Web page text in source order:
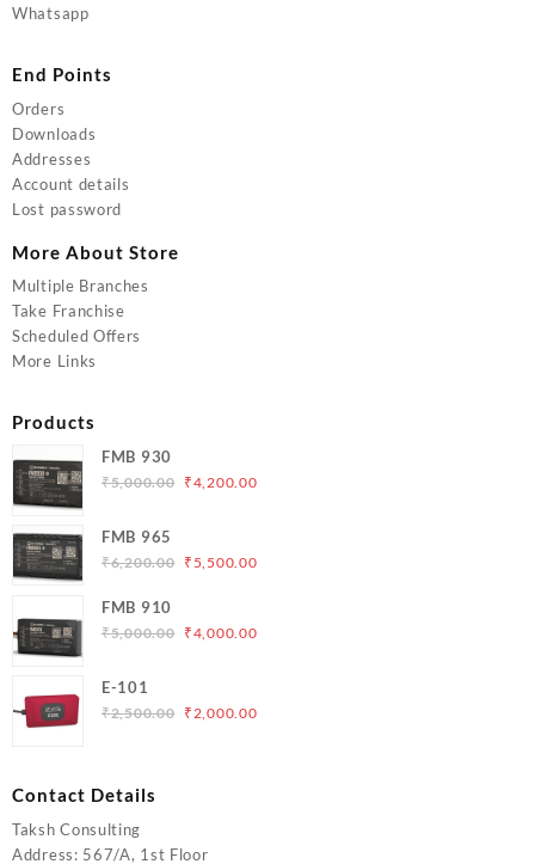
Whatsapp
End Points
Orders
Downloads
Addresses
Account details
Lost password
More About Store
Multiple Branches
Take Franchise
Scheduled Offers
More Links
Products
FMB 930
₹5,000.00 Original
₹5,000.00.
₹4,200.00Current
FMB 965
₹6,200.00 Original
₹6,200.00.
₹ 5,500.00Current
₹5,500.00.
FMB 910
₹5,000.00 Original
₹5,000.00.
₹4,000.00Current
E-101
₹2,500.00 Original
₹2,000.00Current
Contact Details
Taksh Consulting
Address: 567/A, 1st Floor